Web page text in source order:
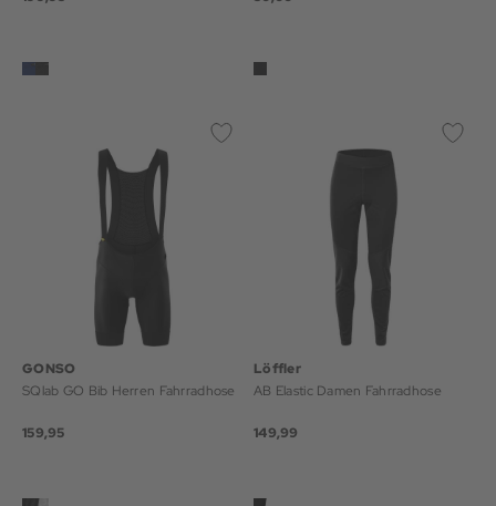
GONSO
SQlab GO Bib Herren Fahrradhose
159,95
Löffler
AB Elastic Damen Fahrradhose
149,99